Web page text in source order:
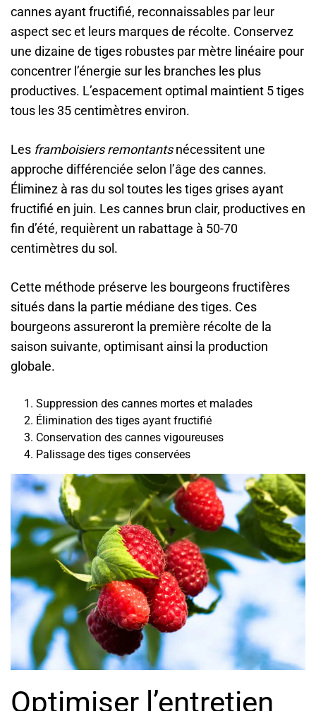
cannes ayant fructifié, reconnaissables par leur
aspect sec et leurs marques de récolte. Conservez
une dizaine de tiges robustes par mètre linéaire pour
concentrer l’énergie sur les branches les plus
productives. L’espacement optimal maintient 5 tiges
tous les 35 centimètres environ.
Les framboisiers remontantsnécessitent une
approche différenciée selon l’âge des cannes.
Éliminez à ras du sol toutes les tiges grises ayant
fructifié en juin. Les cannes brun clair, productives en
fin d’été, requièrent un rabattage à 50-70
centimètres du sol.
Cette méthode préserve les bourgeons fructifères
situés dans la partie médiane des tiges. Ces
bourgeons assureront la première récolte de la
saison suivante, optimisant ainsi la production
globale.
Suppression des cannes mortes et malades
Élimination des tiges ayant fructifié
Conservation des cannes vigoureuses
Palissage des tiges conservées
Optimiser l’entretien